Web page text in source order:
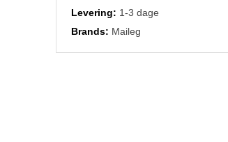
Levering: 1-3 dage
Brands: Maileg